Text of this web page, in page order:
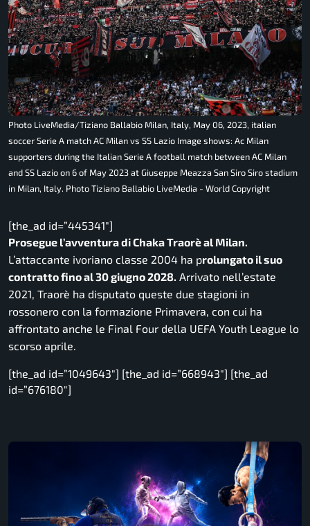
Photo LiveMedia/Tiziano Ballabio Milan, Italy, May 06, 2023, italian
soccer Serie A match AC Milan vs SS Lazio Image shows: Ac Milan
supporters during the Italian Serie A football match between AC Milan
and SS Lazio on 6 of May 2023 at Giuseppe Meazza San Siro Siro stadium
in Milan, Italy. Photo Tiziano Ballabio LiveMedia - World Copyright
[the_ad id=”445341″]
Prosegue l’avventura di Chaka Traorè al Milan.
L’attaccante ivoriano classe 2004 ha prolungato il suo
contratto fino al 30 giugno 2028. Arrivato nell’estate
2021, Traorè ha disputato queste due stagioni in
rossonero con la formazione Primavera, con cui ha
affrontato anche le Final Four della UEFA Youth League lo
scorso aprile.
[the_ad id=”1049643″] [the_ad id=”668943″] [the_ad
id=”676180″]